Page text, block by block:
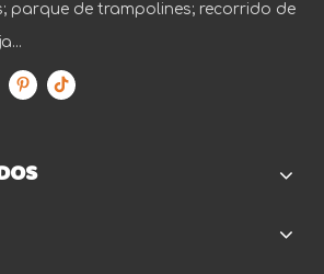
parque de trampolines; recorrido de